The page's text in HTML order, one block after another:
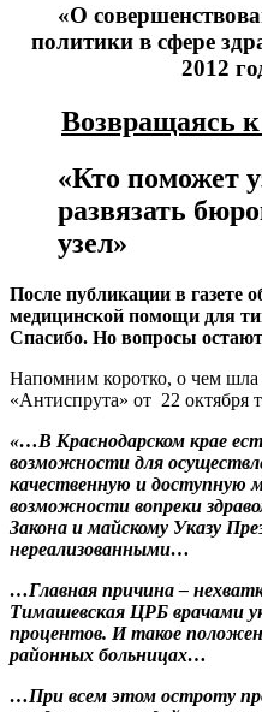
«О
политики в сфере
2012
Возвращаясь
«Кто поможет
развязать
узел»
После публикации в газете
медицинской помощи для
Спасибо. Но вопросы
Напомним коротко, о чем шла
«Антиспрута» от 22 октября
«…В Краснодарском крае
возможности для
качественную и доступную
возможности вопреки
Закона и майскому Указу
нереализованными…
…Главная причина –
Тимашевская ЦРБ врачами
процентов. И такое
районных больницах…
…При всем этом остроту